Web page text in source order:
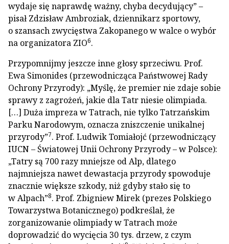
wydaje się naprawdę ważny, chyba decydujący” –
pisał Zdzisław Ambroziak, dziennikarz sportowy,
o szansach zwycięstwa Zakopanego w walce o wybór
na organizatora ZIO6.
Przypomnijmy jeszcze inne głosy sprzeciwu. Prof.
Ewa Simonides (przewodnicząca Państwowej Rady
Ochrony Przyrody): „Myślę, że premier nie zdaje sobie
sprawy z zagrożeń, jakie dla Tatr niesie olimpiada.
[…] Duża impreza w Tatrach, nie tylko Tatrzańskim
Parku Narodowym, oznacza zniszczenie unikalnej
przyrody”7. Prof. Ludwik Tomiałojć (przewodniczący
IUCN – Światowej Unii Ochrony Przyrody – w Polsce):
„Tatry są 700 razy mniejsze od Alp, dlatego
najmniejsza nawet dewastacja przyrody spowoduje
znacznie większe szkody, niż gdyby stało się to
w Alpach”8. Prof. Zbigniew Mirek (prezes Polskiego
Towarzystwa Botanicznego) podkreślał, że
zorganizowanie olimpiady w Tatrach może
doprowadzić do wycięcia 30 tys. drzew, z czym